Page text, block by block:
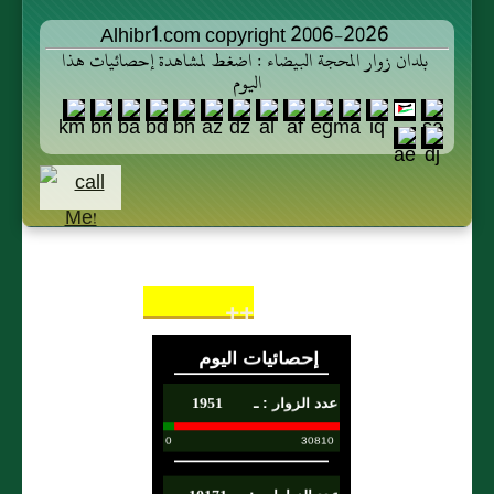
تمرا
قبل
أن
يقبض
بْنُ
يَسَارٍ
وَأَبُو
بَكْرِ
بْنِ
بْنِ
حَزْمٍ
وبن
شِهَابٍ
عَنْ
أَنْ
Alhibr1.com copyright 2006-2026
بلدان زوار المحجة البيضاء : اضغط لمشاهدة إحصائيات هذا
اليوم
++